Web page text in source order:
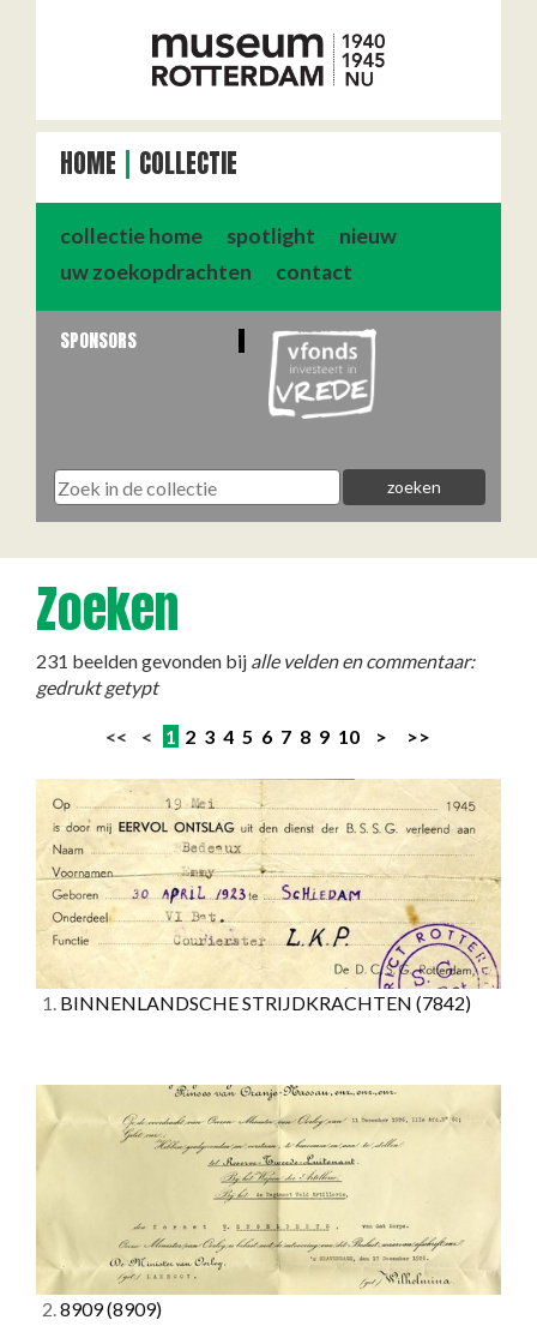
HOME COLLECTIE
collectie home spotlight
nieuw
uw zoekopdrachten
contact
SPONSORS
Zoeken
231 beelden gevonden bij alle velden en commentaar:
gedrukt getypt
<< < 1 2 3 4 5 6 7 8 9 10 > >>
1. BINNENLANDSCHE STRIJDKRACHTEN (7842)
2.8909(8909)